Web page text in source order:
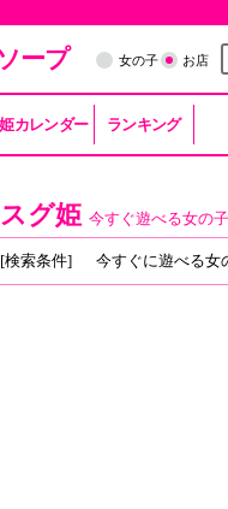
ープ 女の子 お店
姫カレンダー ランキング
スグ姫 今すぐ遊べる女の
[検索条件] 今すぐに遊べる女